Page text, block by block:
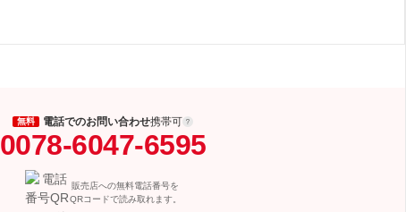
無料 電話でのお問い合わせ携帯可
0078-6047-6595
販売店への無料電話番号を
QRコードで読み取れます。